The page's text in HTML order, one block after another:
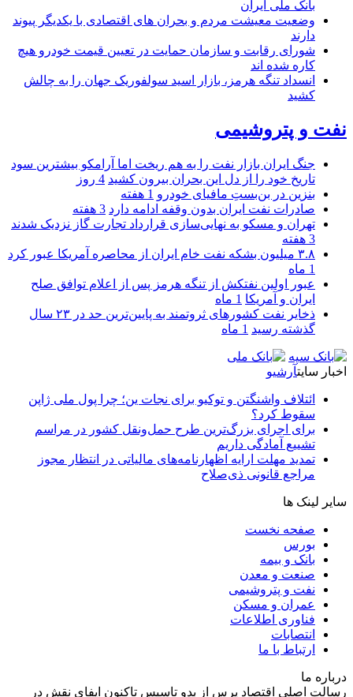
بانک ملی ایران
وضعیت معیشت مردم و بحران های اقتصادی با یکدیگر پیوند
دارند
شورای رقابت و سازمان حمایت در تعیین قیمت خودرو هیچ
کاره شده اند
انسداد تنگه هرمز، بازار اسید سولفوریک جهان را به چالش
کشید
نفت و پتروشیمی
جنگ ایران بازار نفت را به هم ریخت اما آرامکو بیشترین سود
تاریخ خود را از دل این بحران بیرون کشید 4 روز
بنزین در بن‌بستِ مافیای خودرو 1 هفته
صادرات نفت ایران بدون وقفه ادامه دارد 3 هفته
تهران و مسکو به نهایی‌سازی قرارداد تجارت گاز نزدیک شدند
3 هفته
۳.۸ میلیون بشکه نفت خام ایران از محاصره آمریکا عبور کرد
1 ماه
عبور اولین نفتکش از تنگه هرمز پس از اعلام توافق صلح
ایران و آمریکا 1 ماه
ذخایر نفت کشورهای ثروتمند به پایین‌ترین حد در ۲۳ سال
گذشته رسید 1 ماه
اخبار سایتآرشیو
ائتلاف واشنگتن و توکیو برای نجات ین؛ چرا پول ملی ژاپن
سقوط کرد؟
برای اجرای بزرگ‌ترین طرح حمل‌ونقل کشور در مراسم
تشییع آمادگی داریم
تمدید مهلت ارایه اظهارنامه‌های مالیاتی در انتظار مجوز
مراجع قانونی ذی‌‏صلاح
سایر لینک ها
صفحه نخست
بورس
بانک و بیمه
صنعت و معدن
نفت و پتروشیمی
عمران و مسکن
فناوری اطلاعات
انتصابات
ارتباط با ما
درباره ما
رسالت اصلی اقتصاد پرس از بدو تاسیس تاکنون ایفای نقش در